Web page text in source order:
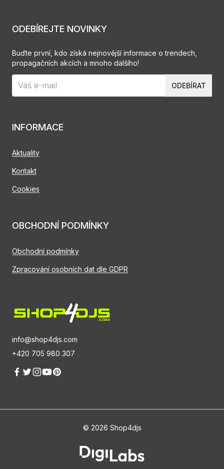
info@shop4djs.com
+420 705 980 307
INFORMACE
Aktuality
Kontakt
Cookies
OBCHODNÍ PODMÍNKY
Obchodní podmínky
Zpracování osobních dat dle GDPR
ODEBÍREJTE NOVINKY
Buďte první, kdo získá nejnovější informace o trendech,
propagačních akcích a mnoho dalšího!
ODEBÍRAT
© 2026 Shop4djs